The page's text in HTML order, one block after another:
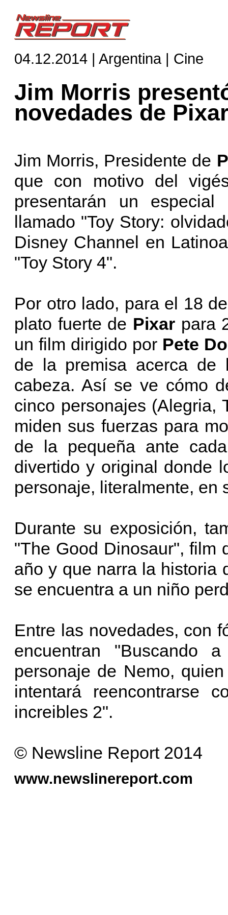
04.12.2014 | Argentina | Cine
Jim Morris
novedades de
Jim Morris, Presidente de
que con motivo del
presentarán un
llamado "Toy Story:
Disney Channel en
"Toy Story 4".
Por otro lado, para el 18
plato fuerte de Pixar para
un film dirigido por Pete
de la premisa acerca
cabeza. Así se ve cómo
cinco personajes (Alegria,
miden sus fuerzas para
de la pequeña ante
divertido y original donde
personaje, literalmente, en
Durante su exposición,
"The Good Dinosaur", film
año y que narra la historia
se encuentra a un niño
Entre las novedades, con
encuentran "Buscando
personaje de Nemo,
intentará reencontrarse
increibles 2".
© Newsline Report 2014
www.newslinereport.com